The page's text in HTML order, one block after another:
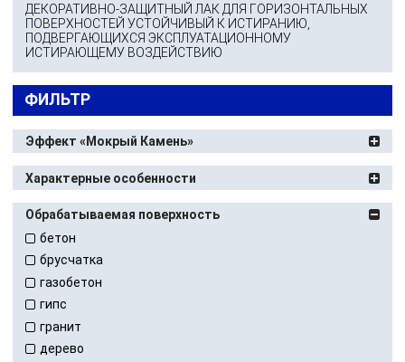
ДЕКОРАТИВНО-ЗАЩИТНЫЙ ЛАК ДЛЯ ГОРИЗОНТАЛЬНЫХ
ПОВЕРХНОСТЕЙ УСТОЙЧИВЫЙ К ИСТИРАНИЮ,
ПОДВЕРГАЮЩИХСЯ ЭКСПЛУАТАЦИОННОМУ
ИСТИРАЮЩЕМУ ВОЗДЕЙСТВИЮ
ФИЛЬТР
Эффект «Мокрый Камень»
Характерные особенности
Обрабатываемая поверхность
бетон
брусчатка
газобетон
гипс
гранит
дерево